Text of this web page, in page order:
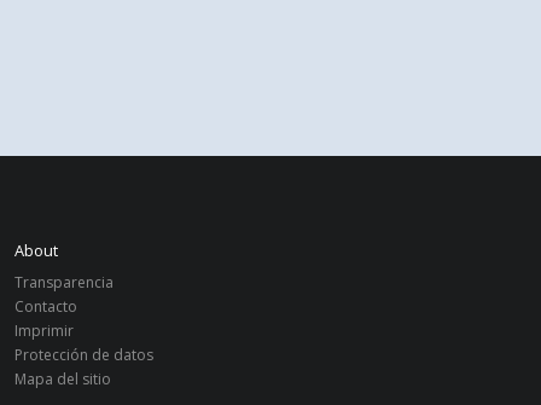
About
Transparencia
Contacto
Imprimir
Protección de datos
Mapa del sitio